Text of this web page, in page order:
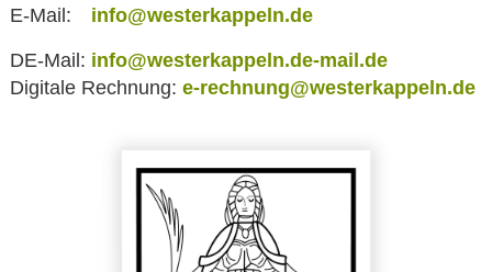
E-Mail:
info@westerkappeln.de
DE-Mail: info@westerkappeln.de-mail.de
Digitale Rechnung: e-rechnung@westerkappeln.de